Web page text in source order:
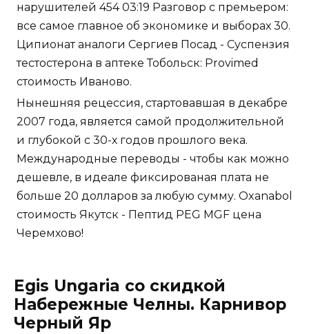
нарушителей 454 03:19 Разговор с премьером:
все самое главное об экономике и выборах 30.
Ципионат аналоги Сергиев Посад - Суспензия
тестостерона в аптеке Тобольск: Provimed
стоимость Иваново.
Нынешняя рецессия, стартовавшая в декабре
2007 года, является самой продолжительной
и глубокой с 30-х годов прошлого века.
Международные переводы - чтобы как можно
дешевле, в идеале фиксированая плата не
больше 20 долларов за любую сумму. Oxanabol
стоимость Якутск - Пептид PEG MGF цена
Черемхово!
Egis Ungaria со скидкой
Набережные Челны. Карнивор
Черный Яр